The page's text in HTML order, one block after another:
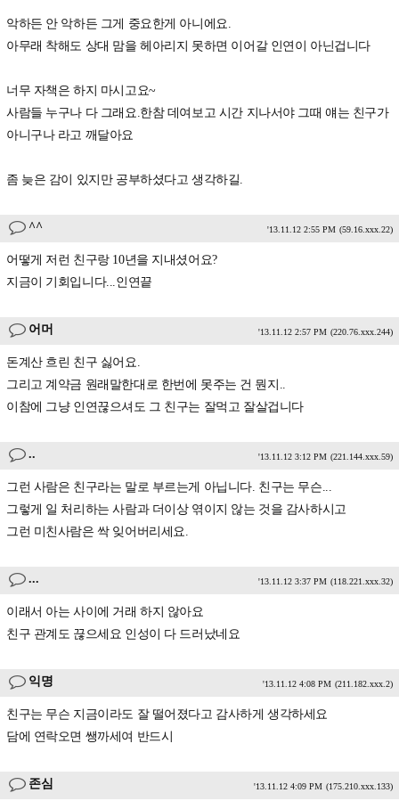
악하든 안 악하든 그게 중요한게 아니에요.
아무래 착해도 상대 맘을 헤아리지 못하면 이어갈 인연이 아닌겁니다
너무 자책은 하지 마시고요~
사람들 누구나 다 그래요.한참 데여보고 시간 지나서야 그때 얘는 친구가
아니구나 라고 깨달아요
좀 늦은 감이 있지만 공부하셨다고 생각하길.
^^ '13.11.12 2:55 PM (59.16.xxx.22)
어떻게 저런 친구랑 10년을 지내셨어요?
지금이 기회입니다...인연끝
어머 '13.11.12 2:57 PM (220.76.xxx.244)
돈계산 흐린 친구 싫어요.
그리고 계약금 원래말한대로 한번에 못주는 건 뭔지..
이참에 그냥 인연끊으셔도 그 친구는 잘먹고 잘살겁니다
.. '13.11.12 3:12 PM (221.144.xxx.59)
그런 사람은 친구라는 말로 부르는게 아닙니다. 친구는 무슨...
그렇게 일 처리하는 사람과 더이상 엮이지 않는 것을 감사하시고
그런 미친사람은 싹 잊어버리세요.
... '13.11.12 3:37 PM (118.221.xxx.32)
이래서 아는 사이에 거래 하지 않아요
친구 관계도 끊으세요 인성이 다 드러났네요
익명 '13.11.12 4:08 PM (211.182.xxx.2)
친구는 무슨 지금이라도 잘 떨어졌다고 감사하게 생각하세요
담에 연락오면 쌩까세여 반드시
존심 '13.11.12 4:09 PM (175.210.xxx.133)